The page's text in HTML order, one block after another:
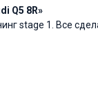
Q5 8R»
stage 1. Все